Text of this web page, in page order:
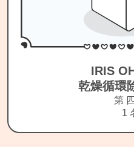
歌詩
沖繩自主行4
第
1